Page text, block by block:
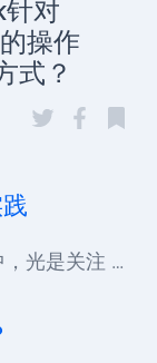
对
操作
式？
光是关注 …